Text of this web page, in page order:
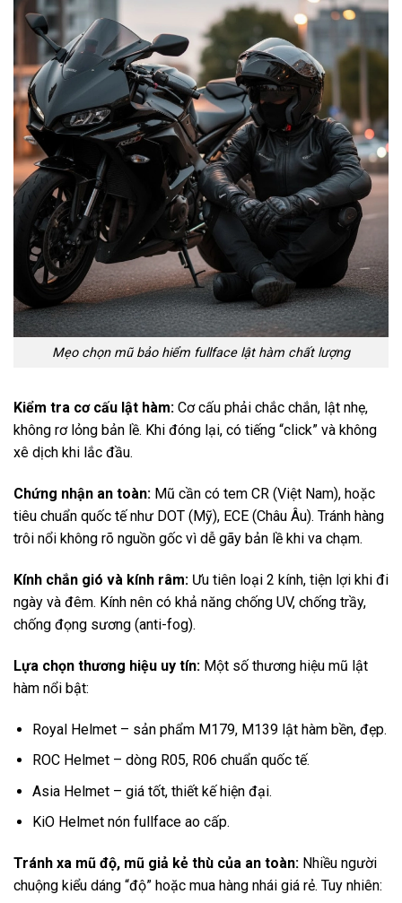
Mẹo chọn mũ bảo hiểm fullface lật hàm chất lượng
Kiểm tra cơ cấu lật hàm: Cơ cấu phải chắc chắn, lật nhẹ,
không rơ lỏng bản lề. Khi đóng lại, có tiếng “click” và không
xê dịch khi lắc đầu.
Chứng nhận an toàn: Mũ cần có tem CR (Việt Nam), hoặc
tiêu chuẩn quốc tế như DOT (Mỹ), ECE (Châu Âu). Tránh hàng
trôi nổi không rõ nguồn gốc vì dễ gãy bản lề khi va chạm.
Kính chắn gió và kính râm: Ưu tiên loại 2 kính, tiện lợi khi đi
ngày và đêm. Kính nên có khả năng chống UV, chống trầy,
chống đọng sương (anti-fog).
Lựa chọn thương hiệu uy tín: Một số thương hiệu mũ lật
hàm nổi bật:
Royal Helmet – sản phẩm M179, M139 lật hàm bền, đẹp.
ROC Helmet – dòng R05, R06 chuẩn quốc tế.
Asia Helmet – giá tốt, thiết kế hiện đại.
KiO Helmet nón fullface ao cấp.
Tránh xa mũ độ, mũ giả kẻ thù của an toàn: Nhiều người
chuộng kiểu dáng “độ” hoặc mua hàng nhái giá rẻ. Tuy nhiên: